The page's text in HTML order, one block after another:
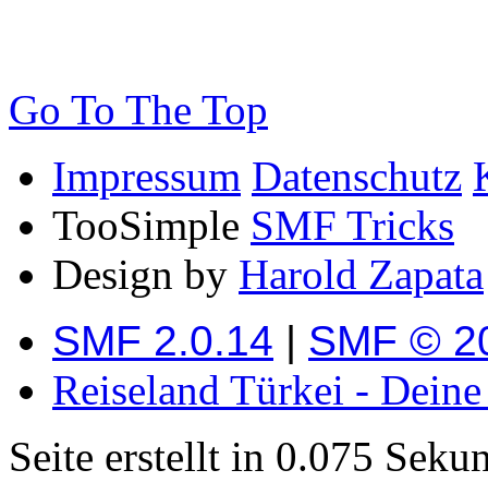
Go To The Top
Impressum Datenschutz
TooSimple SMF Tricks
Design by Harold Zapata
SMF 2.0.14 | SMF ©
Reiseland Türkei -
Seite erstellt in 0.075